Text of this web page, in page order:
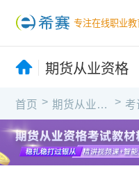
专注在线职业教
期货从业资格
首页 > 期货从业资格 > 考